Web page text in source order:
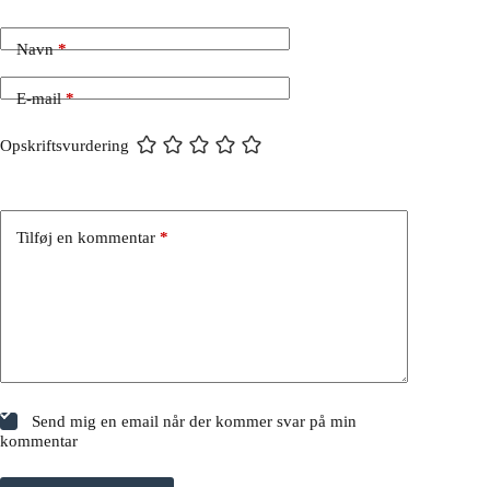
Navn*
E-mail*
Opskriftsvurdering
Tilføj en kommentar *
Send mig en email når der kommer svar på min
kommentar